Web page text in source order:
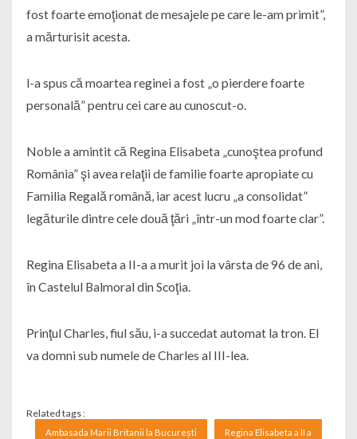
fost foarte emoţionat de mesajele pe care le-am primit”,
a mărturisit acesta.
l-a spus că moartea reginei a fost „o pierdere foarte
personală” pentru cei care au cunoscut-o.
Noble a amintit că Regina Elisabeta „cunoştea profund
România” şi avea relaţii de familie foarte apropiate cu
Familia Regală română, iar acest lucru „a consolidat”
legăturile dintre cele două ţări „într-un mod foarte clar”.
Regina Elisabeta a II-a a murit joi la vârsta de 96 de ani,
în Castelul Balmoral din Scoţia.
Prinţul Charles, fiul său, i-a succedat automat la tron. El
va domni sub numele de Charles al III-lea.
Related tags :
Ambasada Marii Britanii la București Regina Elisabeta a II a